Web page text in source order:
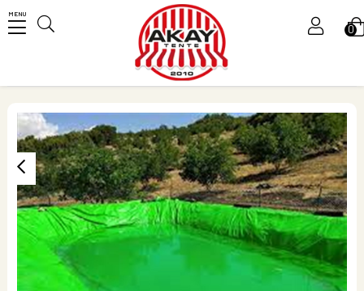
MENU
0
Üye Ol